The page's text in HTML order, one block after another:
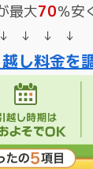
最大70％安
↓ ↓ ↓
越し料金